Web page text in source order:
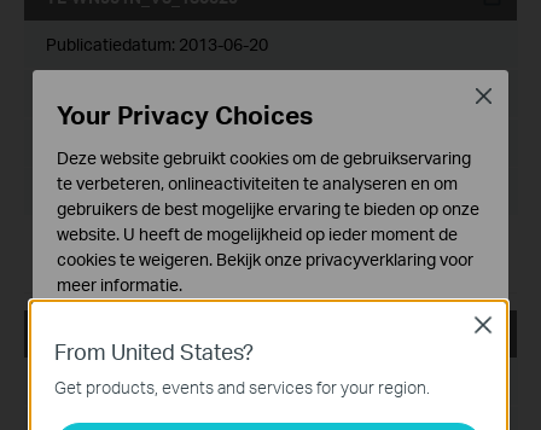
Publicatiedatum: 2013-06-20
Besturingssysteem: WinXP/Vista/7/8
Adding Windows 8 driver
Publicatiedatum:2012-03-13
From United States?
Get products, events and services for your region.
Close
Your Privacy Choices
Deze website gebruikt cookies om de gebruikservaring
te verbeteren, onlineactiviteiten te analyseren en om
gebruikers de best mogelijke ervaring te bieden op onze
website. U heeft de mogelijkheid op ieder moment de
cookies te weigeren. Bekijk onze privacyverklaringvoor
meer informatie.
Deze cookies zijn noodzakelijk voor de werking van de
website en kunnen niet worden uitgeschakeld.
Analyse en Marketing Cookies
Close